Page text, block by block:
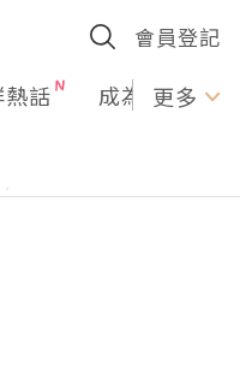
會員登記
話 成為U更多